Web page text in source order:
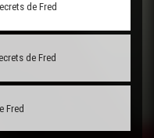
de Fred
de Fred
Fred